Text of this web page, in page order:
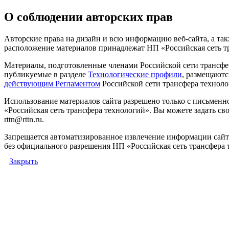
О соблюдении авторских прав
Авторские права на дизайн и всю информацию веб-сайта, а
расположение материалов принадлежат НП «Российская сеть
Материалы, подготовленные членами Российской сети
публикуемые в разделе Технологические профили,
действующим Регламентом Российской сети трансфера
Использование материалов сайта разрешено только с
«Российская сеть трансфера технологий». Вы можете задать
rttn@rttn.ru.
Запрещается автоматизированное извлечение информации
без официального разрешения НП «Российская сеть трансфера
Закрыть